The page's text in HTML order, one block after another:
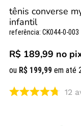
tênis converse
infantil
referência: CK044-0-003
R$ 189,99 no
ou R$ 199,99 em até
12